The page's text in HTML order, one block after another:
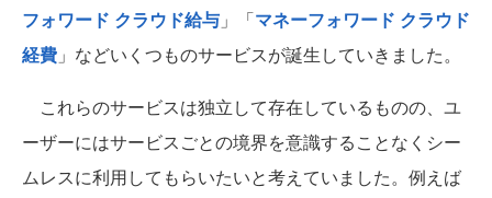
フォワード クラウド給与 」「マネーフォワード クラウド
経費 」などいくつものサービスが誕生していきました。
これらのサービスは独立して存在しているものの、ユ
ーザーにはサービスごとの境界を意識することなくシー
ムレスに利用してもらいたいと考えていました。例えば